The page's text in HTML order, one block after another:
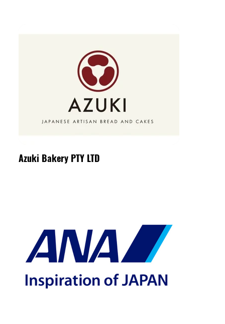
Azuki Bakery PTY LTD